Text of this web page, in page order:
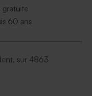
gratuite
60 ans
sur 4863